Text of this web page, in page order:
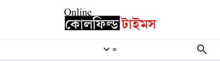
≡